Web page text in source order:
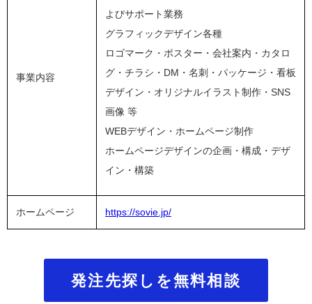
事業内容
よびサポート業務
グラフィックデザイン各種
ロゴマーク・ポスター・会社案内・カタロ
グ・チラシ・DM・名刺・パッケージ・看板
デザイン・オリジナルイラスト制作・SNS
画像 等
WEBデザイン・ホームページ制作
ホームページデザインの企画・構成・デザ
イン・構築
ホームページ https://sovie.jp/
発注先探しを無料相談